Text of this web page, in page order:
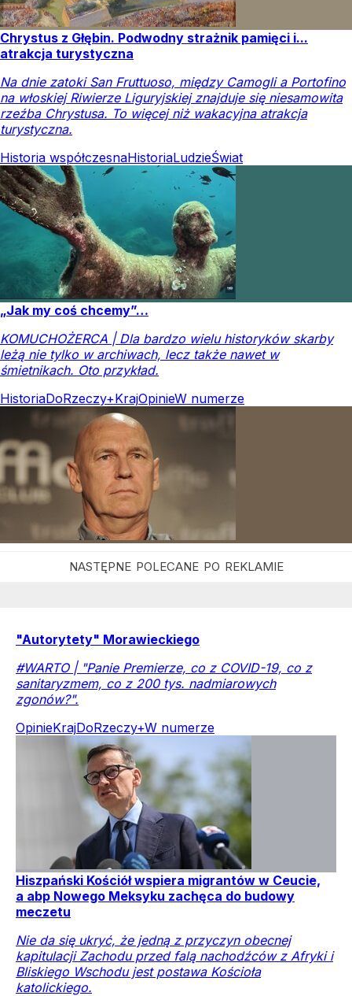
Chrystus z Głębin. Podwodny strażnik pamięci i...
atrakcja turystyczna
Na dnie zatoki San Fruttuoso, między Camogli a Portofino
na włoskiej Riwierze Liguryjskiej znajduje się niesamowita
rzeźba Chrystusa. To więcej niż wakacyjna atrakcja
turystyczna.
Historia współczesnaHistoriaLudzieŚwiat
„Jak my coś chcemy”…
KOMUCHOŻERCA | Dla bardzo wielu historyków skarby
leżą nie tylko w archiwach, lecz także nawet w
śmietnikach. Oto przykład.
HistoriaDoRzeczy+KrajOpinieW numerze
"Autorytety" Morawieckiego
#WARTO | "Panie Premierze, co z COVID-19, co z
sanitaryzmem, co z 200 tys. nadmiarowych
zgonów?".
OpinieKrajDoRzeczy+W numerze
Hiszpański Kościół wspiera migrantów w Ceucie,
a abp Nowego Meksyku zachęca do budowy
meczetu
Nie da się ukryć, że jedną z przyczyn obecnej
kapitulacji Zachodu przed falą nachodźców z Afryki i
Bliskiego Wschodu jest postawa Kościoła
katolickiego.